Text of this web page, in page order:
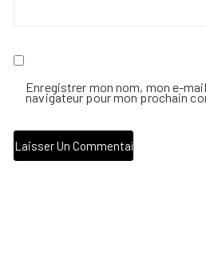
Enregistrer mon nom, mon e-
navigateur pour mon prochain